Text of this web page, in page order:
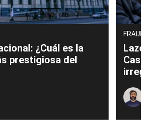
¿Cuál es la
prestigiosa del